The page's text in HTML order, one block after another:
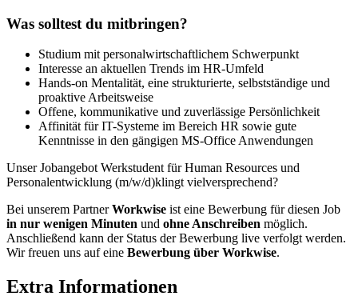
Was solltest du mitbringen?
Studium mit personalwirtschaftlichem Schwerpunkt
Interesse an aktuellen Trends im HR-Umfeld
Hands-on Mentalität, eine strukturierte, selbstständige und
proaktive Arbeitsweise
Offene, kommunikative und zuverlässige Persönlichkeit
Affinität für IT-Systeme im Bereich HR sowie gute
Kenntnisse in den gängigen MS-Office Anwendungen
Unser Jobangebot Werkstudent für Human Resources und
Personalentwicklung (m/w/d)klingt vielversprechend?
Bei unserem PartnerWorkwise ist eine Bewerbung für diesen Job
in nur wenigen Minuten und ohne Anschreiben möglich.
Anschließend kann der Status der Bewerbung live verfolgt werden.
Wir freuen uns auf eine Bewerbung über Workwise.
Extra Informationen